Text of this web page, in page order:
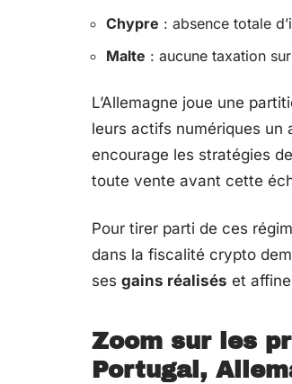
Chypre : absence totale
Malte : aucune taxation
L’Allemagne joue une
leurs actifs numériques un
encourage les stratégies
toute vente avant cette
Pour tirer parti de ces
dans la fiscalité crypto
ses gains réalisés et
Zoom sur les
Portugal,